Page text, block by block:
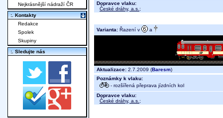
Dopravce vlaku:
České dráhy, a.s. ;
Varianta: Řazení v a
Aktualizace: 2.7.2009 (Baresm)
Poznámky k vlaku:
- rozšířená přeprava jízdních kol
Dopravce vlaku:
České dráhy, a.s. ;
Nejkrásnější nádraží ČR
:. Kontakty
Redakce
Spolek
Skupiny
:. Sledujte nás